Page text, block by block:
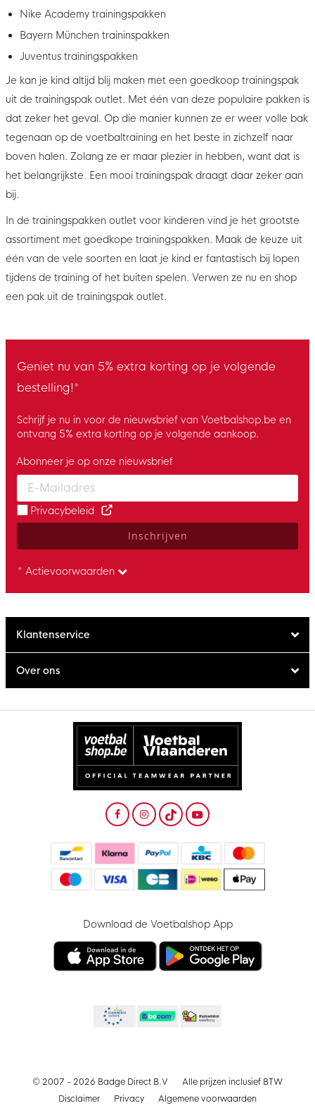
Nike Academy trainingspakken
Bayern München traininspakken
Juventus trainingspakken
Je kan je kind altijd blij maken met een goedkoop trainingspak
uit de trainingspak outlet. Met één van deze populaire pakken is
dat zeker het geval. Op die manier kunnen ze er weer volle bak
tegenaan op de voetbaltraining en het beste in zichzelf naar
boven halen. Zolang ze er maar plezier in hebben, want dat is
het belangrijkste. Een mooi trainingspak draagt daar zeker aan
bij.
In de trainingspakken outlet voor kinderen vind je het grootste
assortiment met goedkope trainingspakken. Maak de keuze uit
één van de vele soorten en laat je kind er fantastisch bij lopen
tijdens de training of het buiten spelen. Verwen ze nu en shop
een pak uit de trainingspak outlet.
Geniet nu van 5% extra korting op je volgende
bestelling!*
Schrijf je nu in voor de nieuwsbrief van Voetbalshop.be en
ontvang 5% extra korting op je volgende aankoop.
Enter your email and accept the privacy policy to subscribe to
Abonneer je op onze nieuwsbrief
Privacybeleid
Inschrijven
* Actievoorwaarden
Klantenservice
Over ons
Download de Voetbalshop App
© 2007 - 2026 Badge Direct B.V
Alle prijzen inclusief BTW
Disclaimer
Privacy Algemene voorwaarden